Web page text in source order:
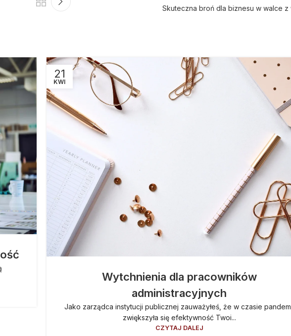
Skuteczna broń dla biznesu w walce z
21
KWI
Wytchnienia dla pracowników
administracyjnych
Jako zarządca instytucji publicznej zauważyłeś, że w czasie
zwiększyła się efektywność Twoi...
CZYTAJ DALEJ